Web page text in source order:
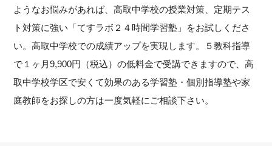
ようなお悩みがあれば、高取中学校の授業対策、定期テス
ト対策に強い「てすラボ２４時間学習塾」をお試しくださ
い。高取中学校での成績アップを実現します。５教科指導
で１ヶ月9,900円（税込）の低料金で受講できますので、高
取中学校学区で安くて効果のある学習塾・個別指導塾や家
庭教師をお探しの方は一度気軽にご相談下さい。